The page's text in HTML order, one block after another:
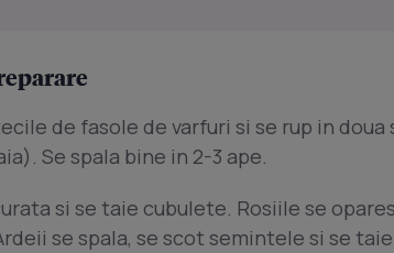
de fasole de varfuri si se rup in
Se spala bine in 2-3 ape.
si se taie cubulete. Rosiile se
se spala, se scot semintele si se